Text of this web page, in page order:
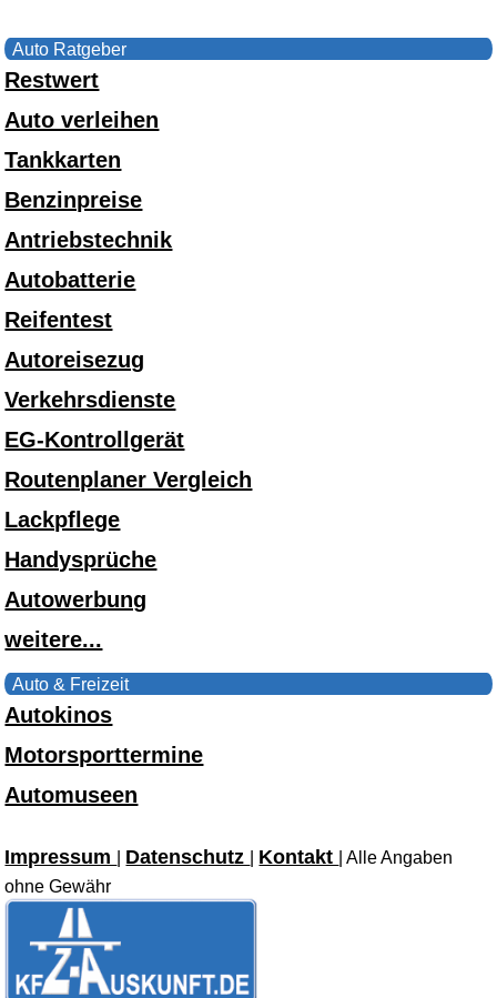
Auto Ratgeber
Restwert
Auto verleihen
Tankkarten
Benzinpreise
Antriebstechnik
Autobatterie
Reifentest
Autoreisezug
Verkehrsdienste
EG-Kontrollgerät
Routenplaner Vergleich
Lackpflege
Handysprüche
Autowerbung
weitere...
Auto & Freizeit
Autokinos
Motorsporttermine
Automuseen
Impressum Datenschutz Kontakt
| Alle Angaben
ohne Gewähr